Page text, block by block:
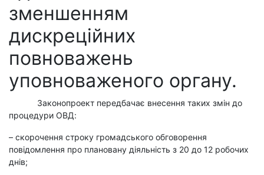
зменшенням
дискреційних
повноважень
уповноваженого органу.
Законопроект передбачає внесення таких змін до
процедури ОВД:
– скорочення строку громадського обговорення
повідомлення про плановану діяльність з 20 до 12 робочих
днів;